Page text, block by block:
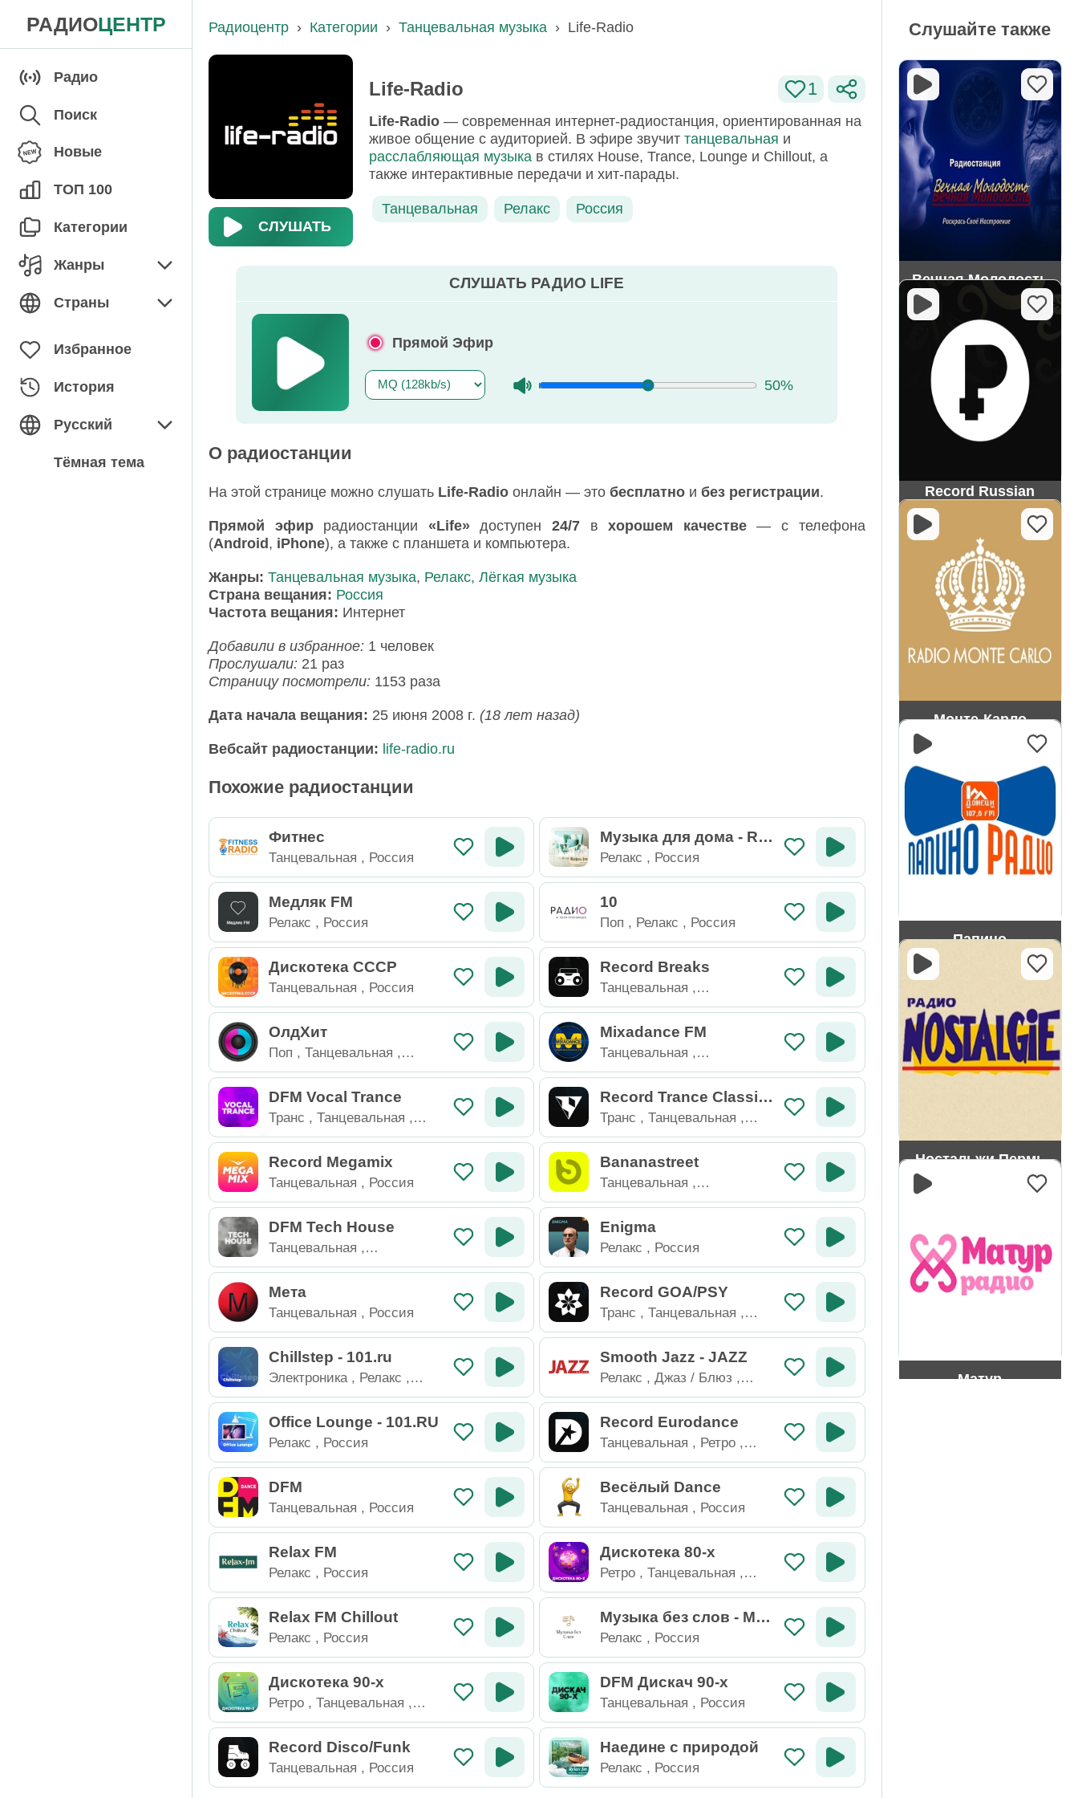
РАДИОЦЕНТР
Радио
Поиск
Новые
ТОП 100
Категории
Жанры
Детское
Страны
Избранное
История
Русский
English
Тёмная тема
Радиоцентр › Категории › Танцевальная музыка › Life-Radio
СЛУШАТЬ
Life-Radio 1
Life-Radio— современная интернет-радиостанция, ориентированная на
живое общение с аудиторией. В эфире звучит танцевальная и
расслабляющая музыкав стилях House, Trance, Lounge и Chillout, а
также интерактивные передачи и хит-парады.
Танцевальная Релакс Россия
СЛУШАТЬ РАДИО LIFE
Прямой Эфир
50%
О радиостанции
На этой странице можно слушать Life-Radio онлайн — это бесплатно и без регистрации.
Прямой эфиррадиостанции «Life»доступен24/7 вхорошем качестве— с телефона
(Android, iPhone), а также с планшета и компьютера.
Жанры: Танцевальная музыка, Релакс, Лёгкая музыка
Страна вещания: Россия
Частота вещания: Интернет
Добавили в избранное: 1 человек
Прослушали: 21 раз
Страницу посмотрели: 1153 раза
Дата начала вещания: 25 июня 2008 г. (18 лет назад)
Вебсайт радиостанции: life-radio.ru
Похожие радиостанции
Фитнес
Танцевальная Россия
Музыка для дома - Rel
ax FM
Релакс Россия
Медляк FM
Релакс Россия
10
Поп Релакс Россия
Дискотека СССР
Танцевальная Россия
Record Breaks
Танцевальная
Электроника,Россия
ОлдХит
Поп ,Танцевальная
Россия
Mixadance FM
Танцевальная
Электроника,Россия
DFM Vocal Trance
Транс ,Танцевальная
Россия
Record Trance Classic
s
Транс Танцевальная
Россия
Record Megamix
Танцевальная Россия
Bananastreet
Танцевальная
Электроника,Россия
DFM Tech House
Танцевальная
Электроника,Техно,
Россия
Enigma
Релакс Россия
Мета
Танцевальная Россия
Record GOA/PSY
Транс Танцевальная
Электроника,Россия
Chillstep - 101.ru
Электроника Релакс
Россия
Smooth Jazz - JAZZ
Релакс Джаз / Блюз
Россия
Office Lounge - 101.RU
Релакс Россия
Record Eurodance
Танцевальная Ретро,
Россия
DFM
Танцевальная Россия
Весёлый Dance
Танцевальная Россия
Relax FM
Релакс Россия
Дискотека 80-х
Ретро, Танцевальная
Россия
Relax FM Chillout
Релакс Россия
Музыка без слов - Мон
те-Карло
Релакс Россия
Дискотека 90-х
Ретро ,Танцевальная
Россия
DFM Дискач 90-х
Танцевальная Россия
Record Disco/Funk
Танцевальная Россия
Наедине с природой
Релакс Россия
Слушайте также
Вечная Молодость
Record Russian
Монте-Карло
Папино
Ностальжи Пермь
Матур